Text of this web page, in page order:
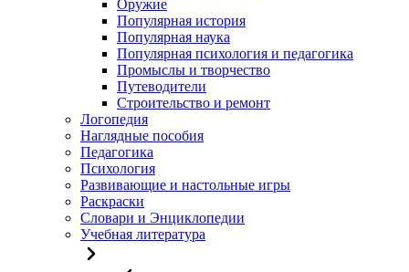
Оружие
Популярная история
Популярная наука
Популярная психология и педагогика
Промыслы и творчество
Путеводители
Строительство и ремонт
Логопедия
Наглядные пособия
Педагогика
Психология
Развивающие и настольные игры
Раскраски
Словари и Энциклопедии
Учебная литература